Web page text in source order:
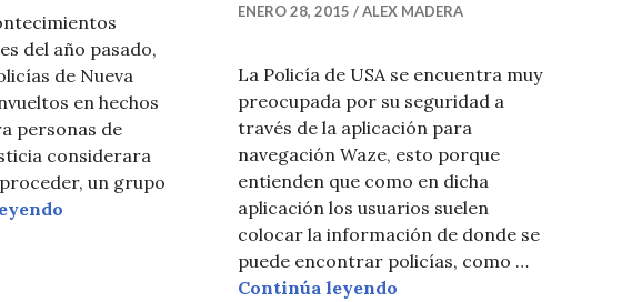
del año pasado,
de Nueva
en hechos
personas de
considerara
un grupo
Polémico vídeo que incita a matar policías
ENERO 28, 2015 ALEX MADERA
La Policía de USA se encuentra muy
preocupada por su seguridad a
través de la aplicación para
navegación Waze, esto porque
entienden que como en dicha
aplicación los usuarios suelen
colocar la información de donde se
puede encontrar policías, como …
Continúa leyendo